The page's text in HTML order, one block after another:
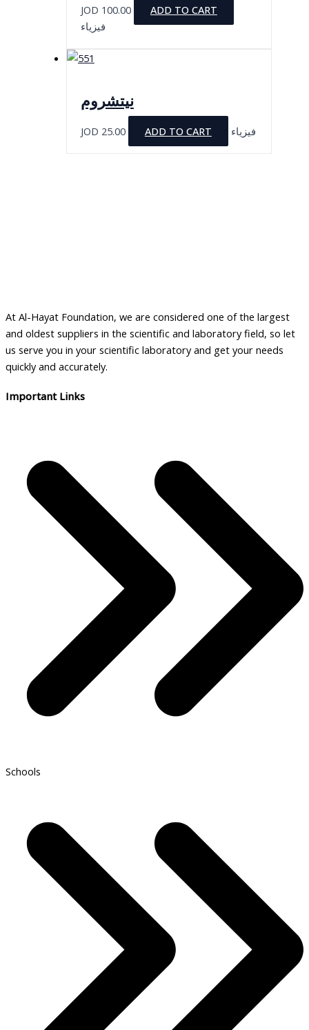
JOD 100.00
ADD TO CART
فيزياء
نيتشروم
JOD 25.00 ADD TO CART فيزياء
At Al-Hayat Foundation, we are considered one of the largest
and oldest suppliers in the scientific and laboratory field, so let
us serve you in your scientific laboratory and get your needs
quickly and accurately.
Important Links
Schools